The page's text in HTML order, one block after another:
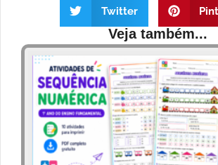
Twitter
Veja também...